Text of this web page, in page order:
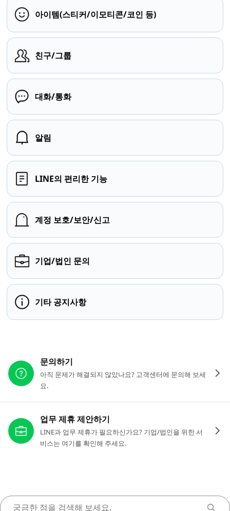
아이템(스티커/이모티콘/코인 등)
친구/그룹
대화/통화
알림
LINE의 편리한 기능
계정 보호/보안/신고
기업/법인 문의
기타 공지사항
문의하기
아직 문제가 해결되지 않았나요? 고객센터에 문의해 보세
요.
업무 제휴 제안하기
LINE과 업무 제휴가 필요하신가요? 기업/법인을 위한 서
비스는 여기를 확인해 주세요.